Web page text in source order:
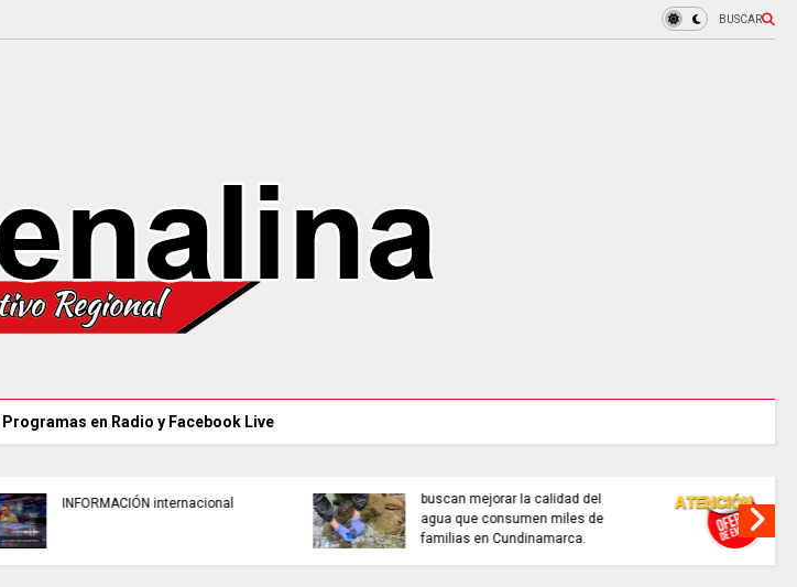
BUSCAR
Programas en Radio y Facebook Live
REFLEXIÓN DE HOY
interactivo para consultar
recaudo de aportes a la
seguridad social.